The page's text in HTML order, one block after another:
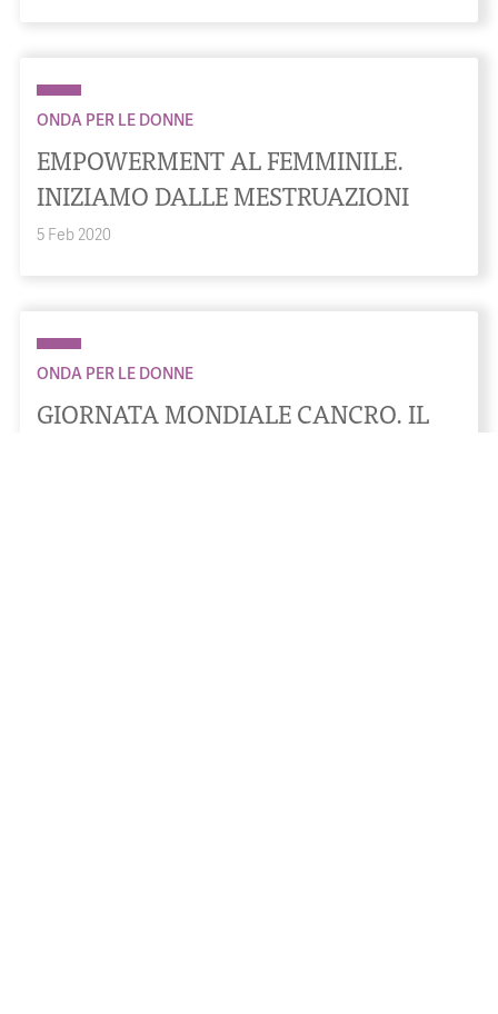
ONDA PER LE DONNE
EMPOWERMENT AL FEMMINILE.
INIZIAMO DALLE MESTRUAZIONI
5 Feb 2020
ONDA PER LE DONNE
GIORNATA MONDIALE CANCRO. IL